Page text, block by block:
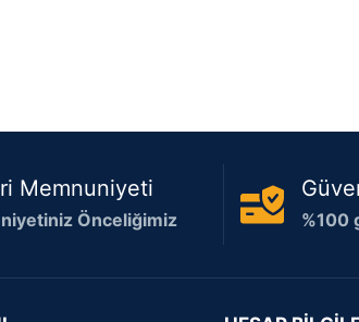
Memnuniyeti
Önceliğimiz %100